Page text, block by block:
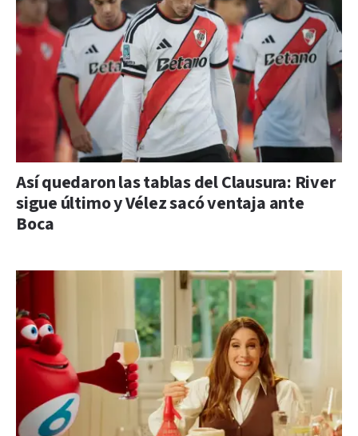
Así quedaron las tablas del Clausura: River
sigue último y Vélez sacó ventaja ante
Boca